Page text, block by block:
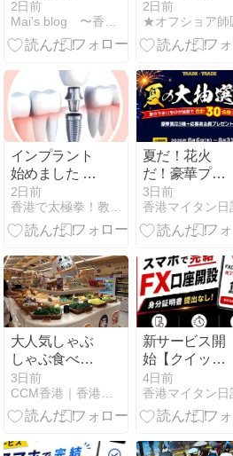
17日。段ボー
ル到着。
2日前
Mai's blog 〜香港1年生〜
ンライフ香
港/CTFLife/パ
シフィックラ
リカンライフ
etc正規代理店
IFAで先ずはシ
ミュレーショ
ン！
2日前
インプラント
始めました ⑥
～インプラン
ト埋入～
2日前
香港で太極拳！教室ご案内 ☆ときどき日本 ☆
夏だ！花火
だ！豪華プレ
ゼントだ！も
れなくもらえ
ます～
3日前
大人気しゃぶ
しゃぶ食べ放
題「牛気
Nabe Urawa」
海港城
3日前
新サービス開
始【クイック
口座開設】身
分証明書無し
でFX口座開設
取引してプレ
4日前